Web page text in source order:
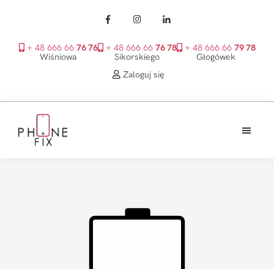
+ 48 666 66 76 76
Wiśniowa
+ 48 666 66 76 78
Sikorskiego
+ 48 666 66 79 78
Głogówek
Zaloguj się
głównego